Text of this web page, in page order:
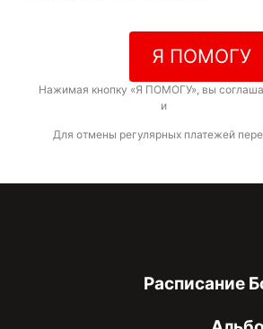
Я ПОМОГУ
Нажимая кнопку «Я ПОМОГУ», вы
и
Для отмены регулярных платежей
Расписание